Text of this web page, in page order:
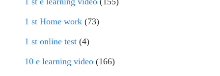
1 st Home work (73)
1 st online test (4)
10 e learning video (166)